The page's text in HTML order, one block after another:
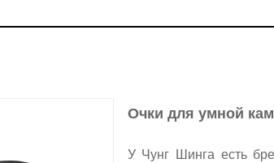
Очки для умной
У Чунг Шинга есть